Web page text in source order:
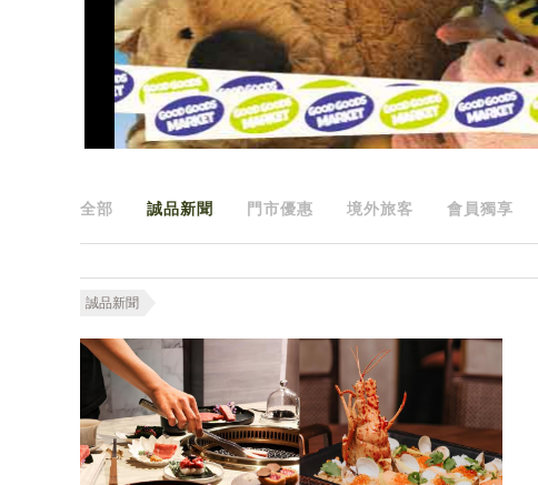
全部 誠品新聞 門市優惠 境外旅客 會員獨享
誠品新聞